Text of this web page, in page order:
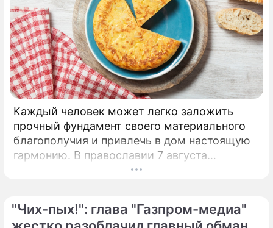
Каждый человек может легко заложить
прочный фундамент своего материального
благополучия и привлечь в дом настоящую
гармонию. В православии 7 августа
почитают память праведной Анны, матери
"Чих-пых!": глава "Газпром-медиа"